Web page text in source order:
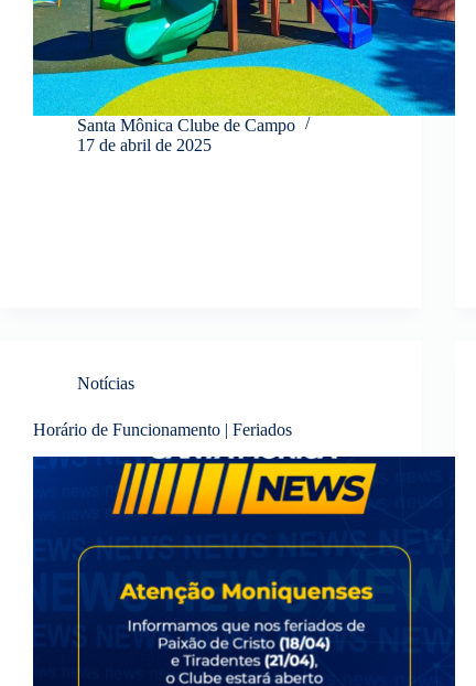
Santa Mônica Clube de Campo
17 de abril de 2025
Notícias
Horário de Funcionamento | Feriados